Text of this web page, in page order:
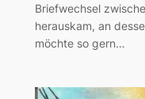
Briefwechsel
herauskam, an
möchte so gern…